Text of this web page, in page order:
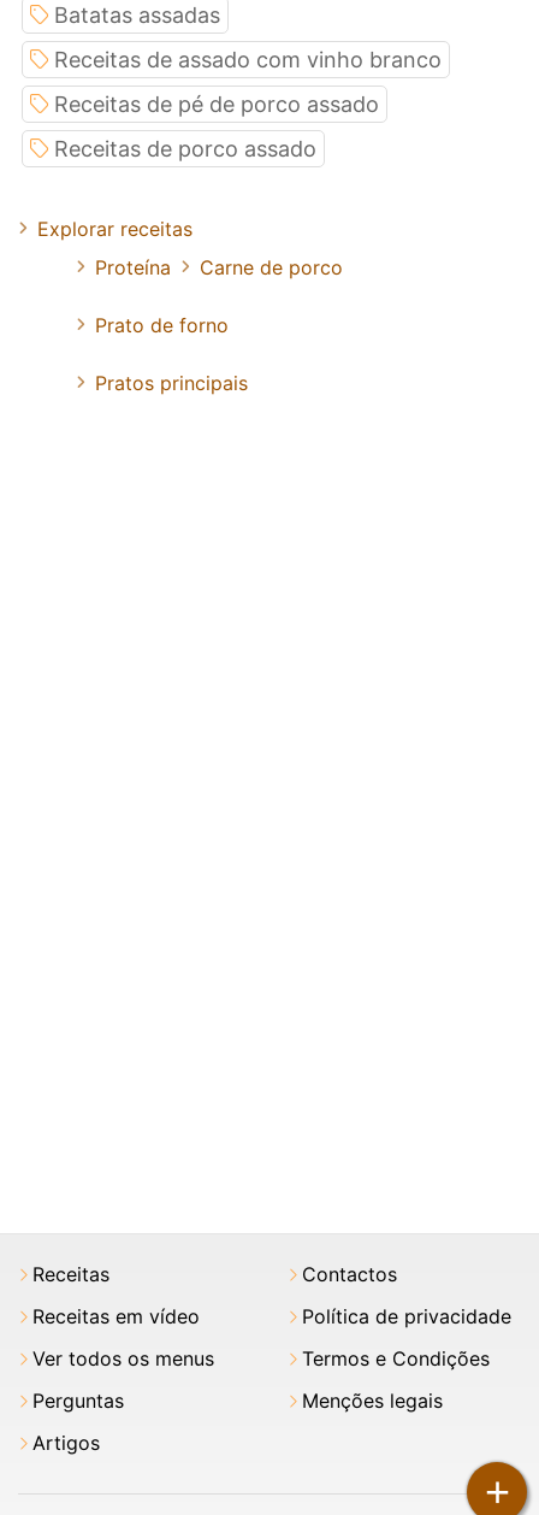
+
Batatas assadas
Receitas de assado com vinho branco
Receitas de pé de porco assado
Receitas de porco assado
Explorar receitas
Proteína
Carne de porco
Prato de forno
Pratos principais
Receitas
Receitas em vídeo
Ver todos os menus
Perguntas
Artigos
Contactos
Política de privacidade
Termos e Condições
Menções legais